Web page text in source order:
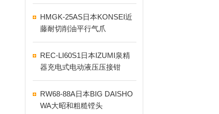
自动喷嘴
HMGK-25AS日本KONSEI近
藤耐切削油平行气爪
REC-LI60S1日本IZUMI泉精
器充电式电动液压压接钳
RW68-88A日本BIG DAISHO
WA大昭和粗糙镗头